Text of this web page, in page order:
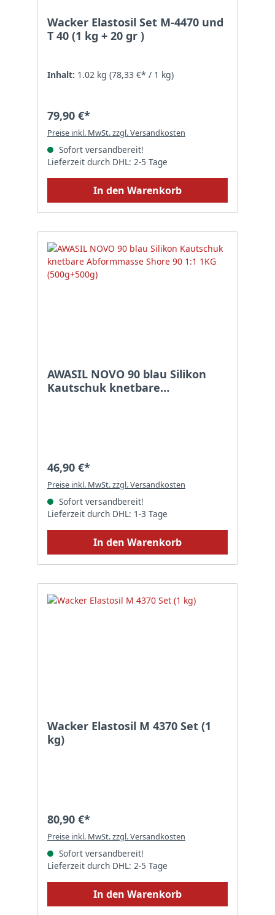
Wacker Elastosil Set M-4470 und
T 40 (1 kg + 20 gr )
Inhalt: 1.02 kg (78,33 €* / 1 kg)
79,90 €*
Preise inkl. MwSt. zzgl. Versandkosten
Sofort versandbereit!
Lieferzeit durch DHL: 2-5 Tage
In den Warenkorb
AWASIL NOVO 90 blau Silikon
Kautschuk knetbare
46,90 €*
Preise inkl. MwSt. zzgl. Versandkosten
Sofort versandbereit!
Lieferzeit durch DHL: 1-3 Tage
In den Warenkorb
Wacker Elastosil M 4370 Set (1
kg)
80,90 €*
Preise inkl. MwSt. zzgl. Versandkosten
Sofort versandbereit!
Lieferzeit durch DHL: 2-5 Tage
In den Warenkorb